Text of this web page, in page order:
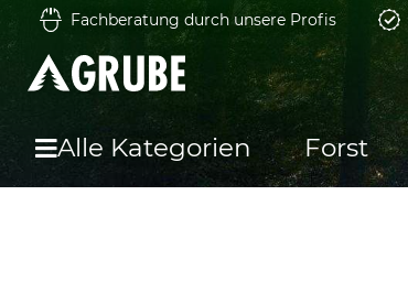
Fachberatung durch unsere Profis
Alle Kategorien Forst